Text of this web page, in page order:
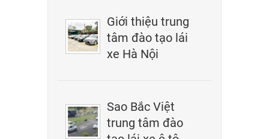
Giới thiệu trung
tâm đào tạo lái
xe Hà Nội
Sao Bắc Việt
trung tâm đào